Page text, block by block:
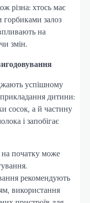
різна: хтось має
залоз
на
змін.
успішному
дитини:
сосок, а й частину
і запобігає
початку може
рекомендують
використання